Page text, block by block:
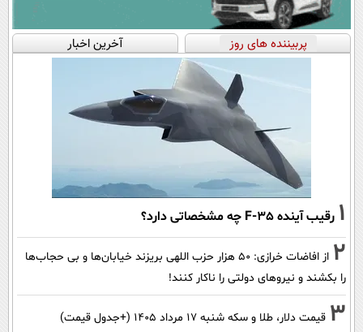
پربیننده های روز آخرین اخبار
1 رقیب آینده F-35 چه مشخصاتی دارد؟
2
از افاضات خرازی: ۵۰ هزار حزب اللهی بریزند خیابان‌ها و بی حجاب‌ها
را بکشند و نیرو‌های دولتی را ناکار کنند!
3 قیمت دلار، طلا و سکه شنبه ۱۷ مرداد ۱۴۰۵ (+جدول قیمت)